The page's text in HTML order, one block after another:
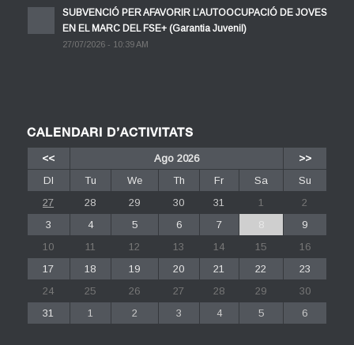
SUBVENCIÓ PER AFAVORIR L’AUTOOCUPACIÓ DE JOVES
EN EL MARC DEL FSE+ (Garantia Juvenil)
27/07/2026 - 10:39 AM
CALENDARI D’ACTIVITATS
<< Ago 2026
>>
Dl
Tu We Th Fr Sa
Su
27
28 29 30 31 1
2
3
4 5 6 7 8
9
10
11 12 13 14 15
16
17
18 19 20 21 22
23
24
25 26 27 28 29
30
31
1 2 3 4 5 6